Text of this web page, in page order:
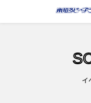
海の生イ